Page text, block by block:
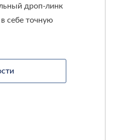
дроп-линк
себе точную